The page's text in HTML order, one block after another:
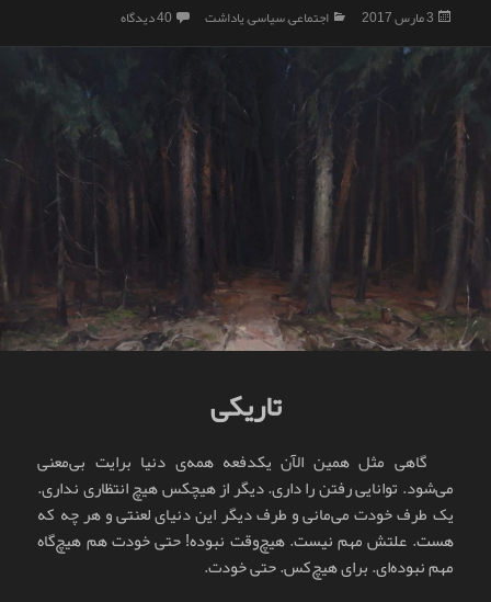
ارسال
در
3 مارس 2017 دسته‌ها
اجتماعی,سیاسی,یاداشت 40 دیدگاه برای جنگل دیگر سبز
تاریکی
گاهی مثل همین الآن یکدفعه همه‌ی دنیا برایت بی‌معنی
می‌شود. توانایی رفتن را داری. دیگر از هیچکس هیچ انتظاری نداری.
یک طرف خودت می‌مانی و طرف دیگر این دنیای لعنتی و هر چه که
هست. علتش مهم نیست. هیچ‌وقت نبوده! حتی خودت هم هیچ‌گاه
مهم نبوده‌ای. برای هیچ‌کس. حتی خودت.